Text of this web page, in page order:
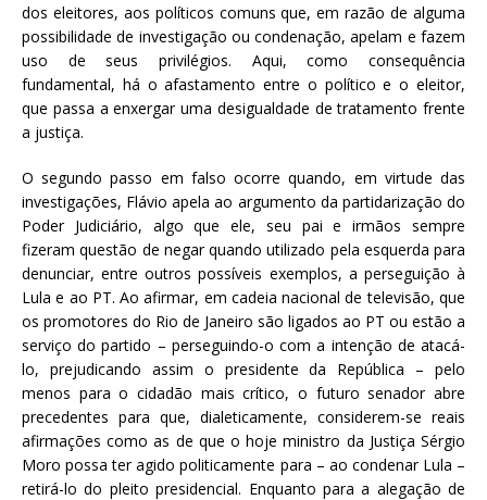
dos eleitores, aos políticos comuns que, em razão de alguma
possibilidade de investigação ou condenação, apelam e fazem
uso de seus privilégios. Aqui, como consequência
fundamental, há o afastamento entre o político e o eleitor,
que passa a enxergar uma desigualdade de tratamento frente
a justiça.
O segundo passo em falso ocorre quando, em virtude das
investigações, Flávio apela ao argumento da partidarização do
Poder Judiciário, algo que ele, seu pai e irmãos sempre
fizeram questão de negar quando utilizado pela esquerda para
denunciar, entre outros possíveis exemplos, a perseguição à
Lula e ao PT. Ao afirmar, em cadeia nacional de televisão, que
os promotores do Rio de Janeiro são ligados ao PT ou estão a
serviço do partido – perseguindo-o com a intenção de atacá-
lo, prejudicando assim o presidente da República – pelo
menos para o cidadão mais crítico, o futuro senador abre
precedentes para que, dialeticamente, considerem-se reais
afirmações como as de que o hoje ministro da Justiça Sérgio
Moro possa ter agido politicamente para – ao condenar Lula –
retirá-lo do pleito presidencial. Enquanto para a alegação de